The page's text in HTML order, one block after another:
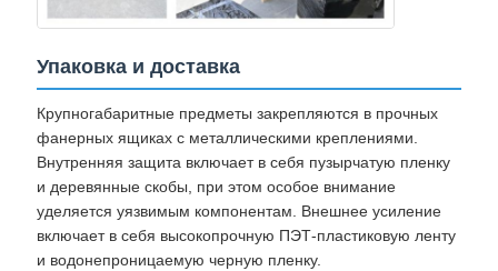
Упаковка и доставка
Крупногабаритные предметы закрепляются в прочных
фанерных ящиках с металлическими креплениями.
Внутренняя защита включает в себя пузырчатую пленку
и деревянные скобы, при этом особое внимание
уделяется уязвимым компонентам. Внешнее усиление
включает в себя высокопрочную ПЭТ-пластиковую ленту
и водонепроницаемую черную пленку.